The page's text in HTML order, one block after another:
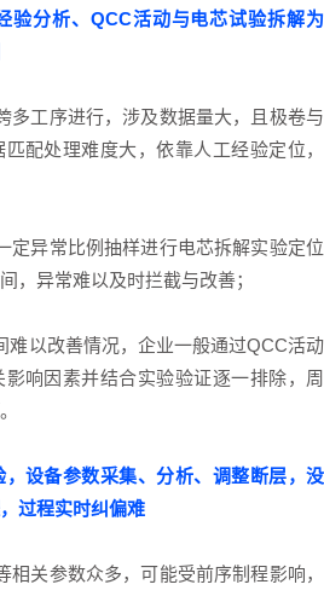
验分析、QCC活动与电芯试验拆解为
多工序进行，涉及数据量大，且极卷与
配处理难度大，依靠人工经验定位，
定异常比例抽样进行电芯拆解实验定位
，异常难以及时拦截与改善；
难以改善情况，企业一般通过QCC活动
响因素并结合实验验证逐一排除，周
设备参数采集、分析、调整断层，没
过程实时纠偏难
相关参数众多，可能受前序制程影响，